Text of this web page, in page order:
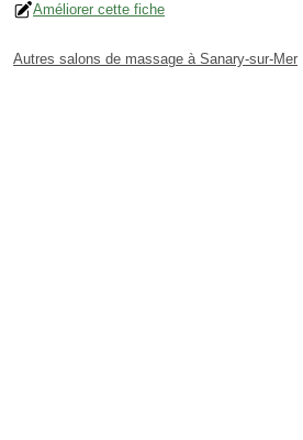
Améliorer cette fiche
Autres salons de massage à Sanary-sur-Mer